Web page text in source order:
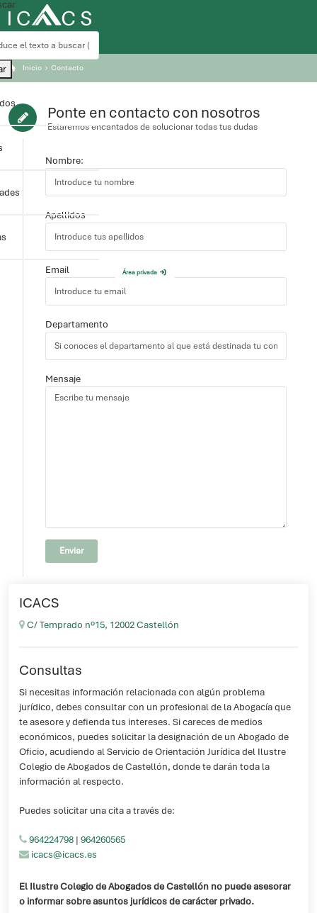
Área privada
Inicio Contacto
Ponte en contacto con nosotros
Estaremos encantados de solucionar todas tus dudas
Nombre:
Apellidos
Email
Departamento
Mensaje
ICACS
C/ Temprado nº15, 12002 Castellón
Consultas
Si necesitas información relacionada con algún problema
jurídico, debes consultar con un profesional de la Abogacía que
te asesore y defienda tus intereses. Si careces de medios
económicos, puedes solicitar la designación de un Abogado de
Oficio, acudiendo al Servicio de Orientación Jurídica del Ilustre
Colegio de Abogados de Castellón, donde te darán toda la
información al respecto.
Puedes solicitar una cita a través de:
964224798 | 964260565
icacs@icacs.es
El Ilustre Colegio de Abogados de Castellón no puede asesorar
o informar sobre asuntos jurídicos de carácter privado.